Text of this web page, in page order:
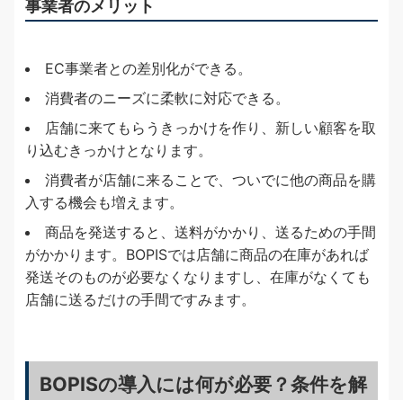
事業者のメリット
EC事業者との差別化ができる。
消費者のニーズに柔軟に対応できる。
店舗に来てもらうきっかけを作り、新しい顧客を取
り込むきっかけとなります。
消費者が店舗に来ることで、ついでに他の商品を購
入する機会も増えます。
商品を発送すると、送料がかかり、送るための手間
がかかります。BOPISでは店舗に商品の在庫があれば
発送そのものが必要なくなりますし、在庫がなくても
店舗に送るだけの手間ですみます。
BOPISの導入には何が必要？条件を解